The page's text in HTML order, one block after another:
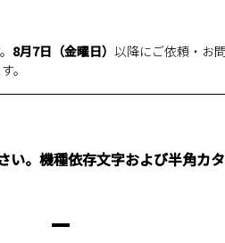
8月7日（金曜日） 以降にご依頼・お
。
い。機種依存文字および半角カ